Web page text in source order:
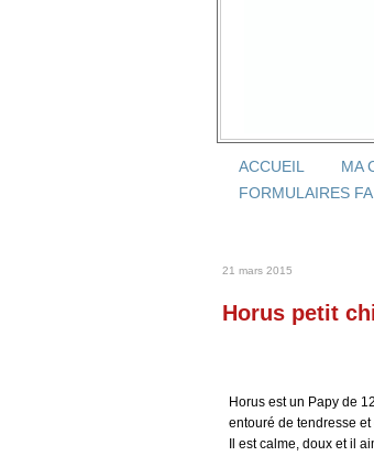
ACCUEIL MA
FORMULAIRES
21 mars 2015
Horus petit
Horus est un Papy de
entouré de tendresse et
Il est calme, doux et il